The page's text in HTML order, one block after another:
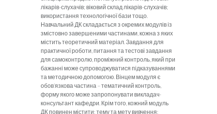
лікарів-слухачів; віковий склад лікарів-слухачів;
використання технологічної бази тощо.
Навчальний ДК складається з окремих модулів із
змістовно завершеними частинами, кожна з яких
містить теоретичний матеріал. Завдання для
практичної роботи, питання та тестові завдання
для самоконтролю, проміжний контроль, який при
бажанні може супроводжуватися підказуваннями
та методичною допомогою. Вінцем модуля є
обов’язкова частина – тематичний контроль,
форму якого може запропонувати викладач-
консультант кафедри. Крім того, кожний модуль
ДК повинен містити: тему та мету вивчення;